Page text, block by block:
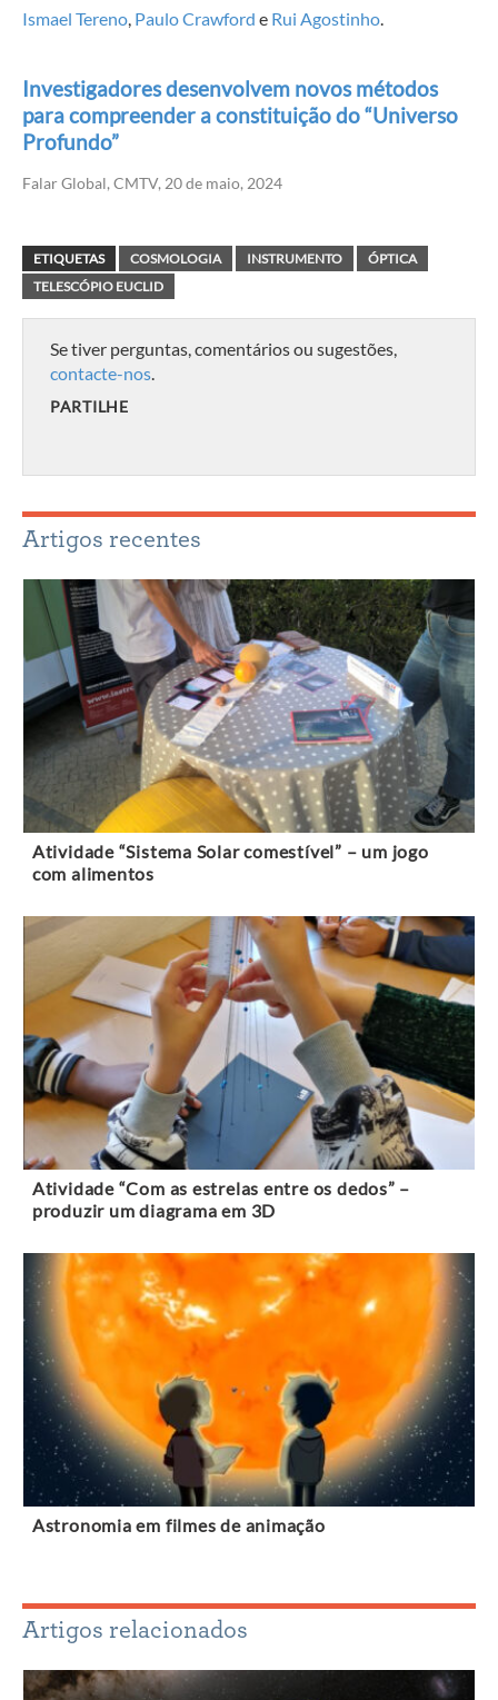
Ismael Tereno, Paulo Crawford e Rui Agostinho.
Investigadores desenvolvem novos métodos
para compreender a constituição do “Universo
Profundo”
Falar Global, CMTV, 20 de maio, 2024
ETIQUETAS COSMOLOGIA INSTRUMENTO
ÓPTICA
TELESCÓPIO EUCLID
Se tiver perguntas, comentários ou sugestões,
contacte-nos
PARTILHE
Artigos recentes
Atividade “Sistema Solar comestível” – um jogo
com alimentos
Atividade “Com as estrelas entre os dedos” –
produzir um diagrama em 3D
Astronomia em filmes de animação
Artigos relacionados